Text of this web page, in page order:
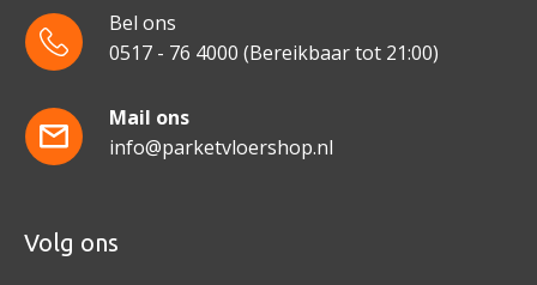
Bel ons
0517 - 76 4000 (Bereikbaar tot 21:00)
Mail ons
info@parketvloershop.nl
Volg ons